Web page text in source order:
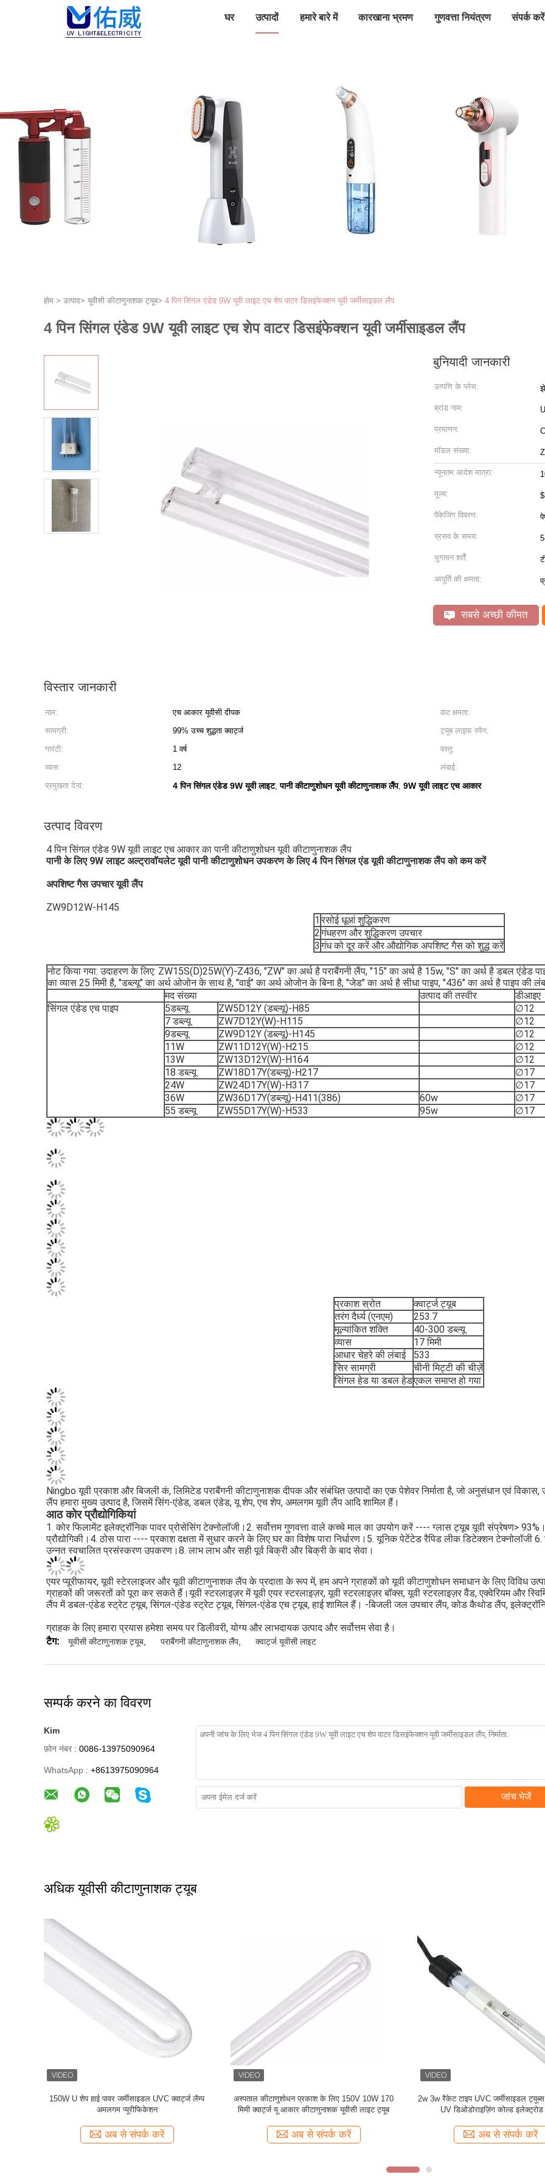
घर उत्पादों हमारे बारे में कारखाना भ्रमण गुणवत्ता नियंत्रण संपर्क करें
होम > उत्पाद> यूवीसी कीटाणुनाशक ट्यूब> 4 पिन सिंगल एंडेड 9W यूवी लाइट एच शेप वाटर डिसइंफेक्शन यूवी जर्मीसाइडल लैंप
4 पिन सिंगल एंडेड 9W यूवी लाइट एच शेप वाटर डिसइंफेक्शन यूवी जर्मीसाइडल लैंप
बुनियादी जानकारी
उत्पत्ति के प्लेस:
ब्रांड नाम:
प्रमाणन:
मॉडल संख्या:
न्यूनतम आदेश मात्रा:
मूल्य:
पैकेजिंग विवरण:
प्रसव के समय:
भुगतान शर्तें:
आपूर्ति की क्षमता:
सबसे अच्छी कीमत
विस्तार जानकारी
नाम: एच आकार यूवीसी दीपक वाट क्षमता:
सामग्री:
99% उच्च शुद्धता क्वार्ट्ज ट्यूब लाइफ स्पैन:
गारंटी:
1 वर्ष वस्तु:
व्यास:
12 लंबाई:
प्रमुखता देना:
4 पिन सिंगल एंडेड 9W यूवी लाइट,पानी कीटाणुशोधन यूवी कीटाणुनाशक लैंप, 9W यूवी लाइट एच आकार
उत्पाद विवरण
4 पिन सिंगल एंडेड 9W यूवी लाइट एच आकार का पानी कीटाणुशोधन यूवी कीटाणुनाशक लैंप
पानी के लिए 9W लाइट अल्ट्रावॉयलेट यूवी पानी कीटाणुशोधन उपकरण के लिए 4 पिन सिंगल एंड यूवी कीटाणुनाशक लैंप को कम करें
अपशिष्ट गैस उपचार यूवी लैंप
ZW9D12W-H145
1 रसोई धूआं शुद्धिकरण
2गंधहरण और शुद्धिकरण उपचार
3 गंध को दूर करें और औद्योगिक अपशिष्ट गैस को शुद्ध करें
नोट किया गया: उदाहरण के लिए: ZW15S(D)25W(Y)-Z436, "ZW" का अर्थ है पराबैंगनी लैंप, "15" का अर्थ है 15w, "S" का अर्थ है डबल एंडेड
का व्यास 25 मिमी है, "डब्ल्यू" का अर्थ ओजोन के साथ है, "वाई" का अर्थ ओजोन के बिना है, "जेड" का अर्थ है सीधा पाइप, "436" का अर्थ है पाइप की
मद संख्या
उत्पाद की तस्वीर डीआइए
सिंगल एंडेड एच पाइप
5डब्ल्यू ZW5D12Y (डब्ल्यू)-H85 ∅12
7 डब्ल्यू
ZW7D12Y(W)-H115 ∅12
9डब्ल्यू
ZW9D12Y (डब्ल्यू)-H145 ∅12
11W
ZW11D12Y(W)-H215 ∅12
13W
ZW13D12Y(W)-H164 ∅12
18 डब्ल्यू
ZW18D17Y(डब्ल्यू)-H217 ∅17
24W
ZW24D17Y(W)-H317 ∅17
36W
ZW36D17Y(डब्ल्यू)-H411(386) 60w ∅17
55 डब्ल्यू
ZW55D17Y(W)-H533 95w ∅17
प्रकाश स्रोत
क्वार्ट्ज ट्यूब
तरंग दैर्ध्य (एनएम)
253.7
मूल्यांकित शक्ति
40-300 डब्ल्यू
व्यास
17 मिमी
आधार चेहरे की लंबाई
533
सिर सामग्री
चीनी मिट्टी की चीज़ें
सिंगल हेड या डबल हेडएकल समाप्त हो गया
Ningbo यूवी प्रकाश और बिजली कं, लिमिटेड पराबैंगनी कीटाणुनाशक दीपक और संबंधित उत्पादों का एक पेशेवर निर्माता है, जो अनुसंधान एवं
लैंप हमारा मुख्य उत्पाद है, जिसमें सिंग-एंडेड, डबल एंडेड, यू शेप, एच शेप, अमलगम यूवी लैंप आदि शामिल हैं।
आठ कोर प्रौद्योगिकियां
1. कोर फिलामेंट इलेक्ट्रॉनिक पावर प्रोसेसिंग टेक्नोलॉजी।2. सर्वोत्तम गुणवत्ता वाले कच्चे माल का उपयोग करें ---- ग्लास ट्यूब यूवी संप्रेषण>
प्रौद्योगिकी।4. ठोस पारा ---- प्रकाश दक्षता में सुधार करने के लिए घर का विशेष पारा निर्धारण।5. यूनिक पेटेंटेड रैपिड लीक डिटेक्शन
उन्नत स्वचालित प्रसंस्करण उपकरण।8. लाभ लाभ और सही पूर्व बिक्री और बिक्री के बाद सेवा।
एयर प्यूरीफायर, यूवी स्टेरलाइजर और यूवी कीटाणुनाशक लैंप के प्रदाता के रूप में, हम अपने ग्राहकों को यूवी कीटाणुशोधन समाधान के लिए विविध
ग्राहकों की जरूरतों को पूरा कर सकते हैं।यूवी स्टरलाइज़र में यूवी एयर स्टरलाइज़र, यूवी स्टरलाइज़र बॉक्स, यूवी स्टरलाइज़र वैंड, एक्वेरियम और
लैंप में डबल-एंडेड स्ट्रेट ट्यूब, सिंगल-एंडेड स्ट्रेट ट्यूब, सिंगल-एंडेड एच ट्यूब, हाई शामिल हैं। -बिजली जल उपचार लैंप, कोड कैथोड लैंप,
ग्राहक के लिए हमारा प्रयास हमेशा समय पर डिलीवरी, योग्य और लाभदायक उत्पाद और सर्वोत्तम सेवा है।
टैग: यूवीसी कीटाणुनाशक ट्यूब पराबैंगनी कीटाणुनाशक लैंप क्वार्ट्ज यूवीसी लाइट
सम्पर्क करने का विवरण
Kim
फ़ोन नंबर : 0086-13975090964
WhatsApp : +8613975090964
जांच भेजें
अधिक यूवीसी कीटाणुनाशक ट्यूब
254nm UVC जर्मीसाइडल ट्यूब कोल्ड कैथोड UV लैम्प
1.2W टूथब्रश नसबंदी प्रयुक्त
अब से संपर्क करें
T5 20W UVC ओजोन लैम्प 15mm व्यास UVC
जर्मीसाइडल ट्यूब 589mm
अब से संपर्क करें
एच शेप 40W UVC जर्मीसाइडल ट्यूब
लंबाई G23
अब से संपर्क करें